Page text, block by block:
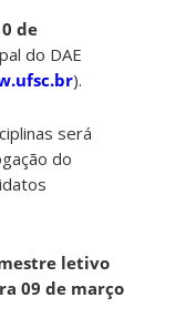
de
do DAE
).
será
do
letivo
09 de março